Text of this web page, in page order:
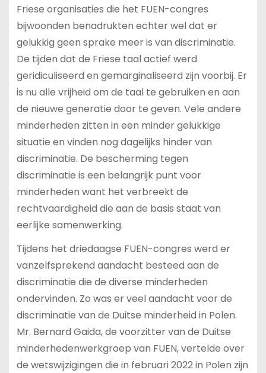
Friese organisaties die het FUEN-congres
bijwoonden benadrukten echter wel dat er
gelukkig geen sprake meer is van discriminatie.
De tijden dat de Friese taal actief werd
geridiculiseerd en gemarginaliseerd zijn voorbij. Er
is nu alle vrijheid om de taal te gebruiken en aan
de nieuwe generatie door te geven. Vele andere
minderheden zitten in een minder gelukkige
situatie en vinden nog dagelijks hinder van
discriminatie. De bescherming tegen
discriminatie is een belangrijk punt voor
minderheden want het verbreekt de
rechtvaardigheid die aan de basis staat van
eerlijke samenwerking.
Tijdens het driedaagse FUEN-congres werd er
vanzelfsprekend aandacht besteed aan de
discriminatie die de diverse minderheden
ondervinden. Zo was er veel aandacht voor de
discriminatie van de Duitse minderheid in Polen.
Mr. Bernard Gaida, de voorzitter van de Duitse
minderhedenwerkgroep van FUEN, vertelde over
de wetswijzigingen die in februari 2022 in Polen zijn